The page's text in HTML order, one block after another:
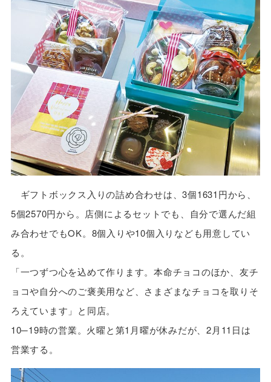
ギフトボックス入りの詰め合わせは、3個1631円から、
5個2570円から。店側によるセットでも、自分で選んだ組
み合わせでもOK。8個入りや10個入りなども用意してい
る。
「一つずつ心を込めて作ります。本命チョコのほか、友チ
ョコや自分へのご褒美用など、さまざまなチョコを取りそ
ろえています」と同店。
10─19時の営業。火曜と第1月曜が休みだが、2月11日は
営業する。